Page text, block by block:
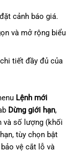
cảnh báo giá.
và mở rộng biểu
tiết đầy đủ của
Lệnh mới
Dừng giới hạn,
và số lượng (khối
tùy chọn bật
vệ cắt lỗ và